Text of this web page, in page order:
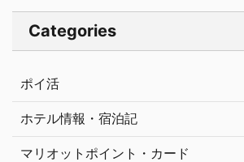
Categories
ポイ活
ホテル情報・宿泊記
マリオットポイント・カード